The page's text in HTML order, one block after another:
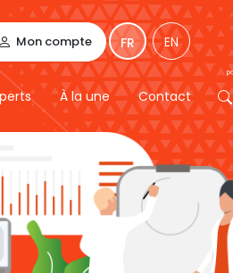
Mon compte FR EN
À la une Contact